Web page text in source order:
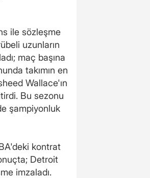
ile sözleşme
uzunların
maç başına
takımın en
Wallace'ın
Bu sezonu
şampiyonluk
kontrat
Detroit
imzaladı.